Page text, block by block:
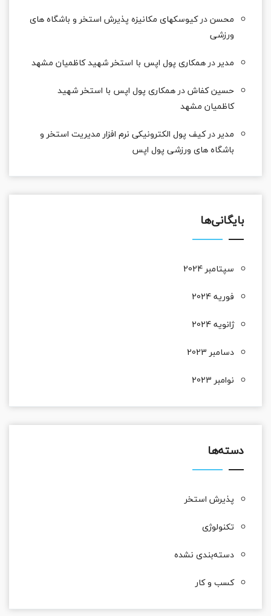
محسندرکیوسکهای مکانیزه پذیرش استخر و باشگاه های
ورزشی
مدیردرهمکاری پول اپس با استخر شهید کاظمیان مشهد
حسین کفاشدرهمکاری پول اپس با استخر شهید
کاظمیان مشهد
مدیردرکیف پول الکترونیکی نرم افزار مدیریت استخر و
باشگاه های ورزشی پول اپس
بایگانی‌ها
سپتامبر 2024
فوریه 2024
ژانویه 2024
دسامبر 2023
نوامبر 2023
دسته‌ها
پذیرش استخر
تکنولوژی
دسته‌بندی نشده
کسب و کار